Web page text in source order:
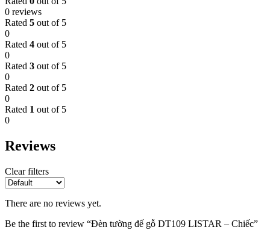
0 reviews
Rated 5 out of 5
0
Rated 4 out of 5
0
Rated 3 out of 5
0
Rated 2 out of 5
0
Rated 1 out of 5
0
Reviews
Clear filters
There are no reviews yet.
Be the first to review “Đèn tường đế gỗ DT109 LISTAR – Chiếc”